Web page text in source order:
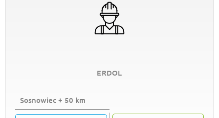
ERDOL
Sosnowiec + 50 km